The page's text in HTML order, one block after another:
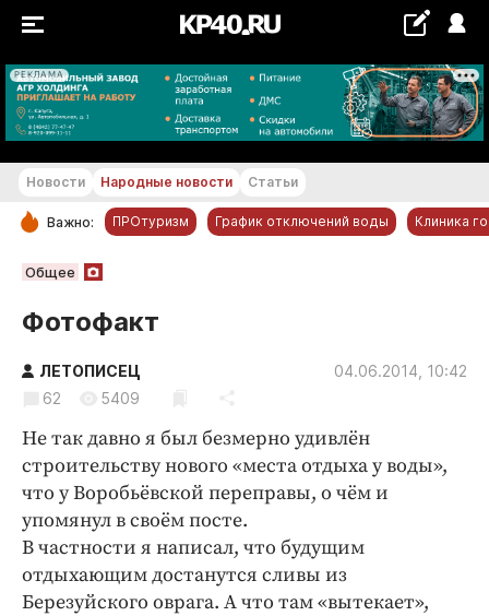
РЕКЛАМА
+24...+25 °С
РУБРИКИ
Обнинск
Новости компаний
Статьи
Народные новости
Авто и транспорт
Благоустройство
Криминал
Культура
Недвижимость и ЖКХ
Образование
Новости Народные новости Статьи
Важно: ПРОтуризм График отключений воды Клиника
Общее
Фотофакт
ЛЕТОПИСЕЦ
04.06.2014, 10:42
62
5409
Не так давно я был безмерно удивлён
строительству нового «места отдыха у воды»,
что у Воробьёвской переправы, о чём и
упомянул в своём посте.
В частности я написал, что будущим
отдыхающим достанутся сливы из
Березуйского оврага. А что там «вытекает»,